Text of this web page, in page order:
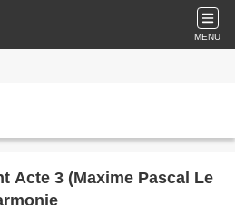
MENU
Acte 3 (Maxime Pascal Le